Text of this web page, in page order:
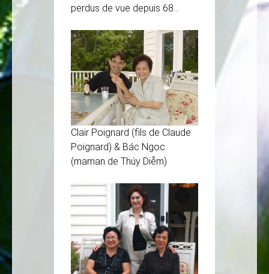
perdus de vue depuis 68…
Clair Poignard (fils de Claude
Poignard) & Bác Ngọc
(maman de Thúy Diễm)